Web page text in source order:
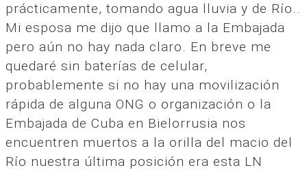
prácticamente, tomando agua lluvia y de Río..
Mi esposa me dijo que llamo a la Embajada
pero aún no hay nada claro. En breve me
quedaré sin baterías de celular,
probablemente si no hay una movilización
rápida de alguna ONG o organización o la
Embajada de Cuba en Bielorrusia nos
encuentren muertos a la orilla del macio del
Río nuestra última posición era esta LN